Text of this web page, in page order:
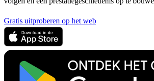
Gratis uitproberen op het web